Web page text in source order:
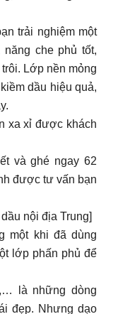
xa xỉ được khách
và ghé ngay 62
được tư vấn bạn
nội địa Trung]
một khi đã dùng
lớp phấn phủ để
là những dòng
đẹp. Nhưng dạo
cũng bắt đầu có
nội địa Trung
bột nội địa Trung